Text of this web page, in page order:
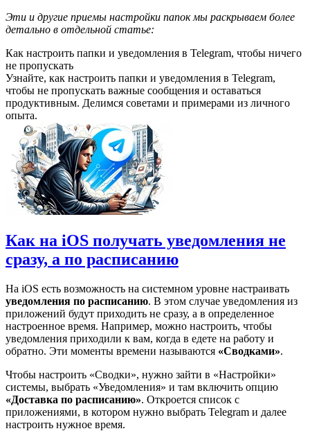
Эти и другие приемы настройки папок мы раскрываем более
детально в отдельной статье:
Как настроить папки и уведомления в Telegram, чтобы ничего
не пропускать
Узнайте, как настроить папки и уведомления в Telegram,
чтобы не пропускать важные сообщения и оставаться
продуктивным. Делимся советами и примерами из личного
опыта.
Как на iOS получать уведомления не
сразу, а по расписанию
На iOS есть возможность на системном уровне настраивать
уведомления по расписанию. В этом случае уведомления из
приложений будут приходить не сразу, а в определенное
настроенное время. Например, можно настроить, чтобы
уведомления приходили к вам, когда в едете на работу и
обратно. Эти моменты времени называются «Сводками».
Чтобы настроить «Сводки», нужно зайти в «Настройки»
системы, выбрать «Уведомления» и там включить опцию
«Доставка по расписанию». Откроется список с
приложениями, в котором нужно выбрать Telegram и далее
настроить нужное время.